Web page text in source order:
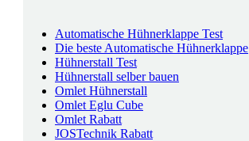
Automatische Hühnerklappe Test
Die beste Automatische Hühnerklappe
Hühnerstall Test
Hühnerstall selber bauen
Omlet Hühnerstall
Omlet Eglu Cube
Omlet Rabatt
JOSTechnik Rabatt